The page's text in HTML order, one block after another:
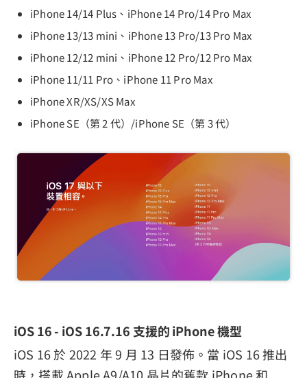
iPhone 14/14 Plus、iPhone 14 Pro/14 Pro Max
iPhone 13/13 mini、iPhone 13 Pro/13 Pro Max
iPhone 12/12 mini、iPhone 12 Pro/12 Pro Max
iPhone 11/11 Pro、iPhone 11 Pro Max
iPhone XR/XS/XS Max
iPhone SE（第 2 代）/iPhone SE（第 3 代）
iOS 16 - iOS 16.7.16 支援的 iPhone 機型
iOS 16 於 2022 年 9 月 13 日發佈。當 iOS 16 推出